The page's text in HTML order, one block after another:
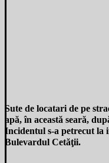
Sute de locatari de pe
apă, în această seară,
Incidentul s-a petrecut la
Bulevardul Cetăţii.